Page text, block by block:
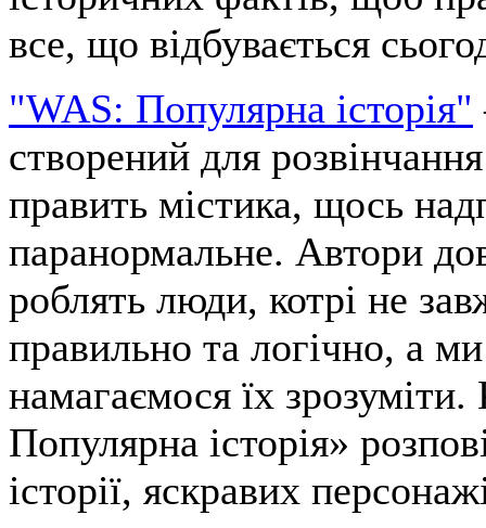
все, що відбувається
"WAS: Популярна історія"
створений для
править містика, щось
паранормальне. Автори
роблять люди, котрі не
правильно та логічно, а
намагаємося їх
Популярна історія»
історії, яскравих